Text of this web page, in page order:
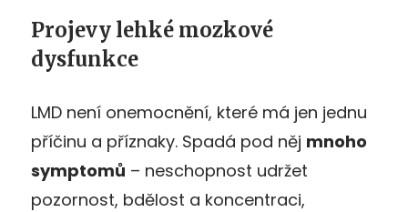
Projevy lehké mozkové
dysfunkce
LMD není onemocnění, které má jen jednu
příčinu a příznaky. Spadá pod něj mnoho
symptomů – neschopnost udržet
pozornost, bdělost a koncentraci,